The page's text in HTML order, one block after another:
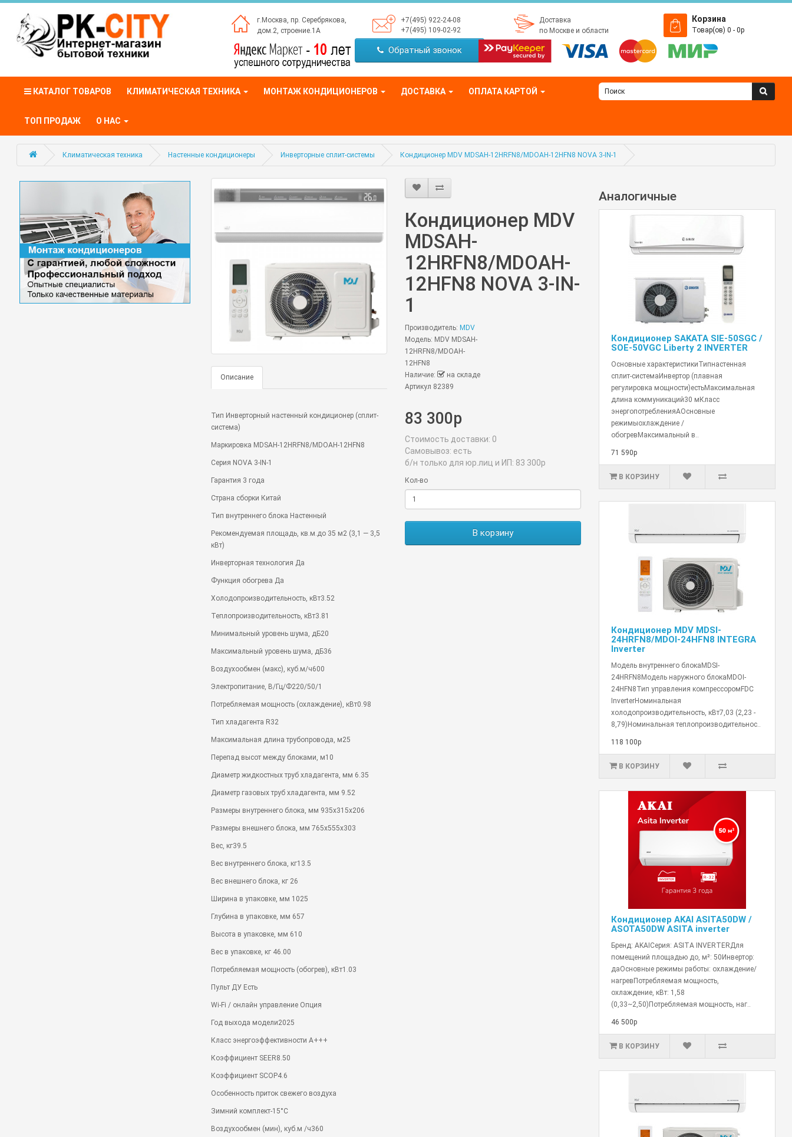
г.Москва, пр. Серебрякова,
дом.2, строение.1А
+7(495) 922-24-08
+7(495) 109-02-92
Обратный звонок
Доставка
по Москве и области
Корзина
Товар(ов) 0 - 0р
КАТАЛОГ ТОВАРОВ КЛИМАТИЧЕСКАЯ ТЕХНИКА МОНТАЖ КОНДИЦИОНЕРОВ ДОСТАВКА ОПЛАТА КАРТОЙ
ТОП ПРОДАЖ О НАС
Климатическая техника Настенные кондиционеры Инверторные сплит-системы Кондиционер MDV MDSAH-12HRFN8/MDOAH-12HFN8 NOVA 3-IN-1
Описание
Тип Инверторный настенный кондиционер (сплит-
система)
Маркировка MDSAH-12HRFN8/MDOAH-12HFN8
Серия NOVA 3-IN-1
Гарантия 3 года
Страна сборки Китай
Тип внутреннего блока Настенный
Рекомендуемая площадь, кв.м.до 35 м2 (3,1 — 3,5
кВт)
Инверторная технология Да
Функция обогрева Да
Холодопроизводительность, кВт3.52
Теплопроизводительность, кВт3.81
Минимальный уровень шума, дБ20
Максимальный уровень шума, дБ36
Воздухообмен (макс), куб.м/ч600
Электропитание, В/Гц/Ф220/50/1
Потребляемая мощность (охлаждение), кВт0.98
Тип хладагента R32
Максимальная длина трубопровода, м25
Перепад высот между блоками, м10
Диаметр жидкостных труб хладагента, мм 6.35
Диаметр газовых труб хладагента, мм 9.52
Размеры внутреннего блока, мм 935x315x206
Размеры внешнего блока, мм 765x555x303
Вес, кг39.5
Вес внутреннего блока, кг13.5
Вес внешнего блока, кг 26
Ширина в упаковке, мм 1025
Глубина в упаковке, мм 657
Высота в упаковке, мм 610
Вес в упаковке, кг 46.00
Потребляемая мощность (обогрев), кВт1.03
Пульт ДУ Есть
Wi-Fi / онлайн управление Опция
Год выхода модели2025
Класс энергоэффективности A+++
Коэффициент SEER8.50
Коэффициент SCOP4.6
Особенность приток свежего воздуха
Зимний комплект-15°C
Воздухообмен (мин), куб.м /ч360
Кондиционер MDV
MDSAH-
12HRFN8/MDOAH-
12HFN8 NOVA 3-IN-
1
Производитель: MDV
Модель: MDV MDSAH-
12HRFN8/MDOAH-
12HFN8
Наличие:
на складе
Артикул 82389
83 300р
Стоимость доставки: 0
Самовывоз: есть
б/н только для юр.лиц и ИП: 83 300р
Кол-во
В корзину
Аналогичные
Кондиционер SAKATA SIE-50SGC /
SOE-50VGC Liberty 2 INVERTER
Основные характеристикиТипнастенная
сплит-системаИнвертор (плавная
регулировка мощности)естьМаксимальная
длина коммуникаций30 мКласс
энергопотребленияAОсновные
режимыохлаждение /
обогревМаксимальный в..
71 590р
В КОРЗИНУ
Кондиционер MDV MDSI-
24HRFN8/MDOI-24HFN8 INTEGRA
Inverter
Модель внутреннего блокаMDSI-
24HRFN8Модель наружного блокаMDOI-
24HFN8Тип управления компрессоромFDC
InverterНоминальная
холодопроизводительность, кВт7,03 (2,23 -
8,79)Номинальная теплопроизводительнос..
118 100р
В КОРЗИНУ
Кондиционер AKAI ASITA50DW /
ASOTA50DW ASITA inverter
Бренд: AKAIСерия: ASITA INVERTERДля
помещений площадью до, м²: 50Инвертор:
даОсновные режимы работы: охлаждение/
нагревПотребляемая мощность,
охлаждение, кВт: 1,58
(0,33~2,50)Потребляемая мощность, наг..
46 500р
В КОРЗИНУ